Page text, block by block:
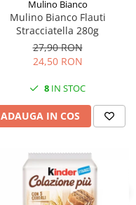
Mulino Bianco
Mulino Bianco Flauti
Stracciatella 280g
27,90 RON
24,50 RON
8 IN STOC
ADAUGA IN COS